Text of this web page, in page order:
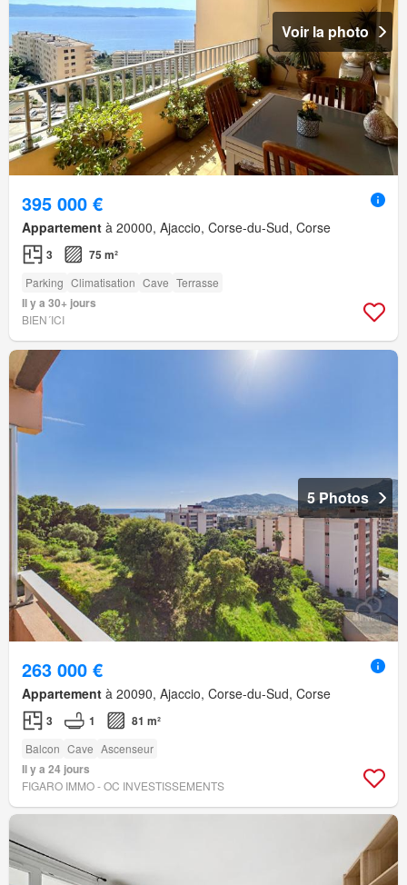
Voir la photo
395 000 €
Appartement à 20000, Ajaccio, Corse-du-Sud, Corse
3 75 m²
Parking Climatisation Cave Terrasse
Il y a 30+ jours
BIEN´ICI
5 Photos
263 000 €
Appartement à 20090, Ajaccio, Corse-du-Sud, Corse
3 1 81 m²
Balcon Cave Ascenseur
Il y a 24 jours
FIGARO IMMO - OC INVESTISSEMENTS